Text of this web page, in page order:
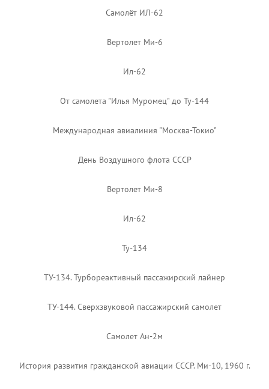
Самолёт ИЛ-62
Вертолет Ми-6
Ил-62
От самолета "Илья Муромец" до Ту-144
Международная авиалиния "Москва-Токио"
День Воздушного флота СССР
Вертолет Ми-8
Ил-62
Ту-134
ТУ-134. Турбореактивный пассажирский лайнер
ТУ-144. Сверхзвуковой пассажирский самолет
Самолет Ан-2м
История развития гражданской авиации СССР. Ми-10, 1960 г.